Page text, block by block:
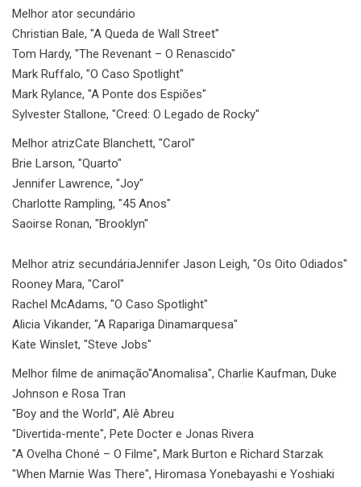
Melhor ator secundário
Christian Bale, "A Queda de Wall Street"
Tom Hardy, "The Revenant – O Renascido"
Mark Ruffalo, "O Caso Spotlight"
Mark Rylance, "A Ponte dos Espiões"
Sylvester Stallone, "Creed: O Legado de Rocky"
Melhor atrizCate Blanchett, "Carol"
Brie Larson, "Quarto"
Jennifer Lawrence, "Joy"
Charlotte Rampling, "45 Anos"
Saoirse Ronan, "Brooklyn"
Melhor atriz secundáriaJennifer Jason Leigh, "Os Oito Odiados"
Rooney Mara, "Carol"
Rachel McAdams, "O Caso Spotlight"
Alicia Vikander, "A Rapariga Dinamarquesa"
Kate Winslet, "Steve Jobs"
Melhor filme de animação"Anomalisa", Charlie Kaufman, Duke
Johnson e Rosa Tran
"Boy and the World", Alê Abreu
"Divertida-mente", Pete Docter e Jonas Rivera
"A Ovelha Choné – O Filme", Mark Burton e Richard Starzak
"When Marnie Was There", Hiromasa Yonebayashi e Yoshiaki